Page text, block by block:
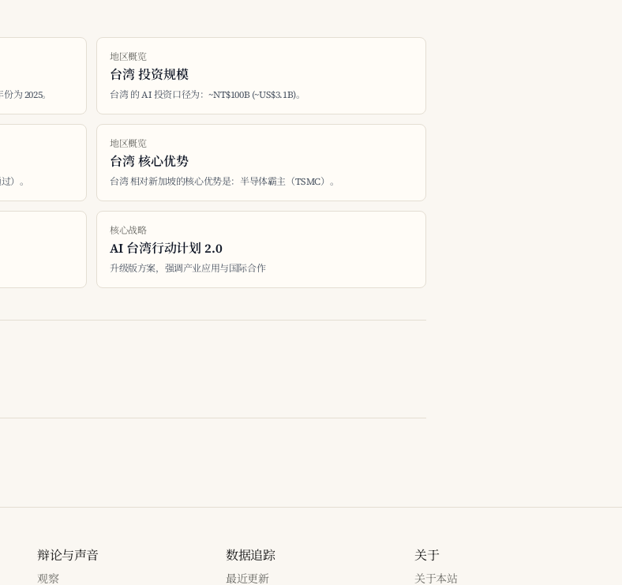
为 2025。
地区概览
台湾 投资规模
台湾 的 AI 投资口径为：~NT$100B (~US$3.1B)。
）。
地区概览
台湾 核心优势
台湾 相对新加坡的核心优势是：半导体霸主（TSMC）。
核心战略
AI 台湾行动计划 2.0
升级版方案，强调产业应用与国际合作
辩论与声音
观察
数据追踪
最近更新
关于
关于本站